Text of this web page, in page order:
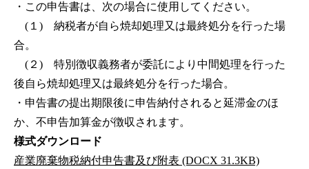
・この申告書は、次の場合に使用してください。
(１) 納税者が自ら焼却処理又は最終処分を行った場
合。
(２) 特別徴収義務者が委託により中間処理を行った
後自ら焼却処理又は最終処分を行った場合。
・申告書の提出期限後に申告納付されると延滞金のほ
か、不申告加算金が徴収されます。
様式ダウンロード
産業廃棄物税納付申告書及び附表 (DOCX 31.3KB)